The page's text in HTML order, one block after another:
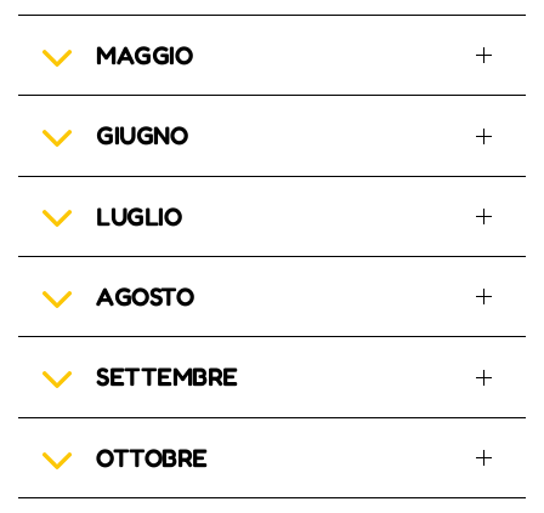
MAGGIO
GIUGNO
LUGLIO
AGOSTO
SETTEMBRE
OTTOBRE